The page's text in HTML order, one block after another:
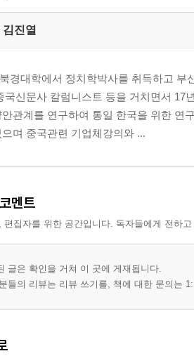
과 고우홈
많은 사람
불고기와 비빔밥
불고기와 비빔밥
도(茶道)와 스타벅스 커피
(旗袍)와 성문화
당집정 지속가능성
敎)사회주의
도자들의 리더십
·유소작위(韜光養晦·有所作爲)와 21세
분열과 연방제
진열
경대학에서 정치학박사를 취득하고
국신문사 칼럼니스트 등을 거치면서 17
안관계를 연구하여 통일 한국을 위한 연
으며 중국관련 기업체강의와 ...
멘트
편집자를 위한 공간입니다. 독자들에게 전하
글은 확인을 거쳐 이 곳에 게재됩니다.
들의 리뷰는 리뷰 쓰기를, 책에 대한 문의는